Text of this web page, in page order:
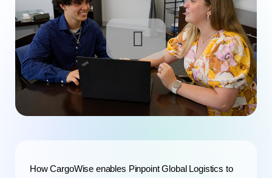
How CargoWise enables Pinpoint Global Logistics to